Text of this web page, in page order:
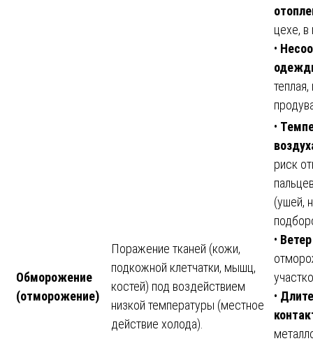
цехе, в
•
Обморожение
(отморожение)
Поражение тканей (кожи,
подкожной клетчатки, мышц,
костей) под воздействием
низкой температуры (местное
действие холода).
•
риск
(ушей,
• Ветер
•